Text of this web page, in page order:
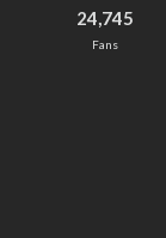
24,745
Fans